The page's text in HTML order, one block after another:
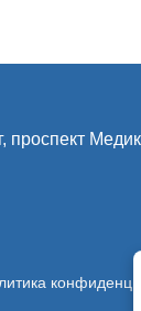
проспект